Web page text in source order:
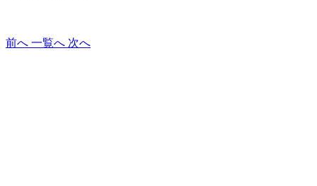
前へ 一覧へ 次へ